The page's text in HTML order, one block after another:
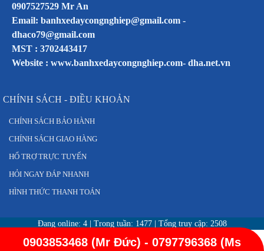
0907527529 Mr An
Email: banhxedaycongnghiep@gmail.com -
dhaco79@gmail.com
MST : 3702443417
Website : www.banhxedaycongnghiep.com- dha.net.vn
CHÍNH SÁCH - ĐIỀU KHOẢN
CHÍNH SÁCH BẢO HÀNH
CHÍNH SÁCH GIAO HÀNG
HỔ TRỢ TRỰC TUYẾN
HỎI NGAY ĐÁP NHANH
HÌNH THỨC THANH TOÁN
Đang online: 4| Trong tuần: 1477| Tổng truy cập: 2508
0903853468 (Mr Đức) - 0797796368 (Ms